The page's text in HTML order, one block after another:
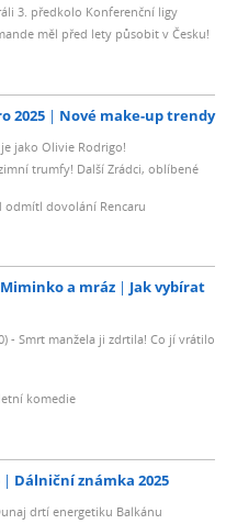
3. předkolo Konferenční ligy
měl před lety působit v Česku!
2025 Nové make-up trendy
jako Olivie Rodrigo!
trumfy! Další Zrádci, oblíbené
odmítl dovolání Rencaru
Miminko a mráz
Jak vybírat
- Smrt manžela ji zdrtila! Co jí vrátilo
komedie
Dálniční známka 2025
drtí energetiku Balkánu